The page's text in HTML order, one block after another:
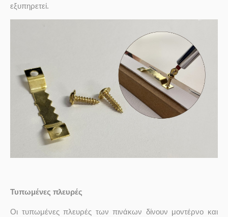
εξυπηρετεί.
Τυπωμένες πλευρές
Οι τυπωμένες πλευρές των πινάκων δίνουν μοντέρνο και